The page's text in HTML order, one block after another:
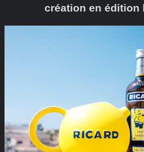
création en édition